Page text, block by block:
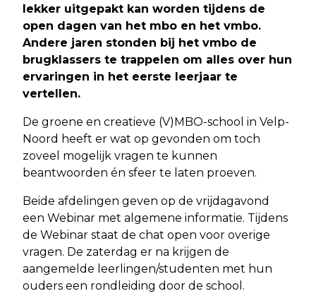
lekker uitgepakt kan worden tijdens de
open dagen van het mbo en het vmbo.
Andere jaren stonden bij het vmbo de
brugklassers te trappelen om alles over hun
ervaringen in het eerste leerjaar te
vertellen.
De groene en creatieve (V)MBO-school in Velp-
Noord heeft er wat op gevonden om toch
zoveel mogelijk vragen te kunnen
beantwoorden én sfeer te laten proeven.
Beide afdelingen geven op de vrijdagavond
een Webinar met algemene informatie. Tijdens
de Webinar staat de chat open voor overige
vragen. De zaterdag er na krijgen de
aangemelde leerlingen/studenten met hun
ouders een rondleiding door de school.